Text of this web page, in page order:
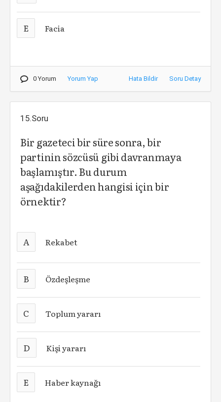
E Facia
0 Yorum Yorum Yap Hata Bildir Soru Detay
15.Soru
Bir gazeteci bir süre sonra, bir
partinin sözcüsü gibi davranmaya
başlamıştır. Bu durum
aşağıdakilerden hangisi için bir
örnektir?
A Rekabet
B Özdeşleşme
C Toplum yararı
D Kişi yararı
E Haber kaynağı